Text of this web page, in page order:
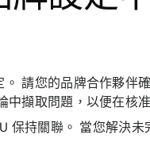
請您的品牌合作夥伴
擷取問題，以便在核
保持關聯。 當您解決